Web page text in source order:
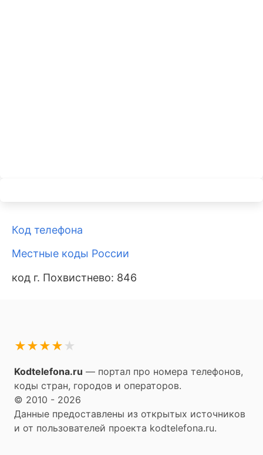
Код телефона
Местные коды России
код г. Похвистнево: 846
★
★
★
★
★
Kodtelefona.ru — портал про номера телефонов,
коды стран, городов и операторов.
© 2010 - 2026
Данные предоставлены из открытых источников
и от пользователей проекта kodtelefona.ru.